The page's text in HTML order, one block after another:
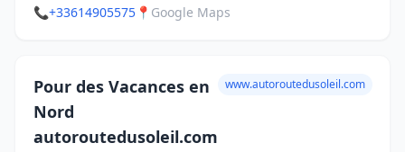
📞+33614905575 📍 Google Maps
Pour des Vacances en
Nord
autoroutedusoleil.com
www.autoroutedusoleil.com